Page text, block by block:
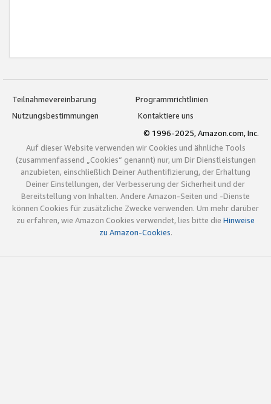
Teilnahmevereinbarung
Programmrichtlinien
Nutzungsbestimmungen
Kontaktiere uns
© 1996-2025, Amazon.com, Inc.
Auf dieser Website verwenden wir Cookies und ähnliche Tools
(zusammenfassend „Cookies“ genannt) nur, um Dir Dienstleistungen
anzubieten, einschließlich Deiner Authentifizierung, der Erhaltung
Deiner Einstellungen, der Verbesserung der Sicherheit und der
Bereitstellung von Inhalten. Andere Amazon-Seiten und -Dienste
können Cookies für zusätzliche Zwecke verwenden. Um mehr darüber
zu erfahren, wie Amazon Cookies verwendet, lies bitte die Hinweise
zu Amazon-Cookies.